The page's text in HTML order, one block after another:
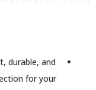
durable, and
for your